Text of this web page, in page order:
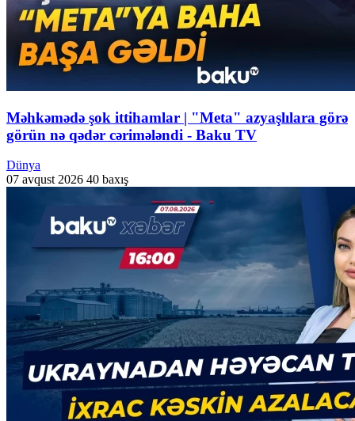
Məhkəmədə şok ittihamlar | "Meta" azyaşlılara görə
görün nə qədər cərimələndi - Baku TV
Dünya
07 avqust 2026 40 baxış